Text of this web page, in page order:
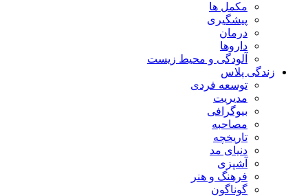
مکمل ها
پیشگیری
درمان
داروها
آلودگی و محیط زیست
زندگی پلاس
توسعه فردی
مدیریت
بیوگرافی
مصاحبه
تاریخچه
دنیای مد
آشپزی
فرهنگ و هنر
گوناگون